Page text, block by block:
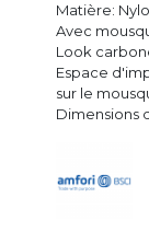
Matière:
Avec
Look
Espace
sur le
Dimensions